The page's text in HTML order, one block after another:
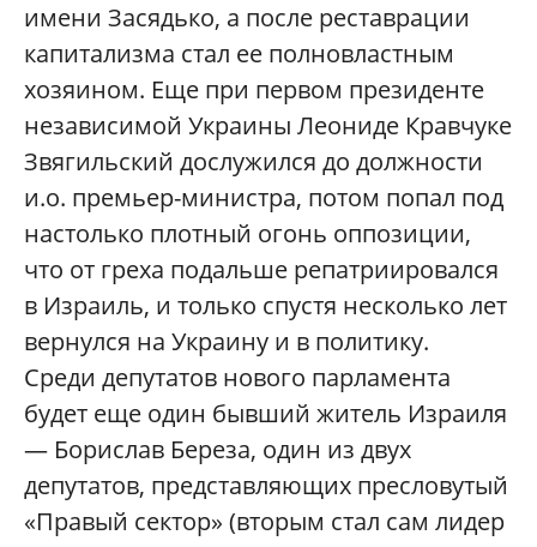
имени Засядько, а после реставрации
капитализма стал ее полновластным
хозяином. Еще при первом президенте
независимой Украины Леониде Кравчуке
Звягильский дослужился до должности
и.о. премьер-министра, потом попал под
настолько плотный огонь оппозиции,
что от греха подальше репатриировался
в Израиль, и только спустя несколько лет
вернулся на Украину и в политику.
Среди депутатов нового парламента
будет еще один бывший житель Израиля
— Борислав Береза, один из двух
депутатов, представляющих пресловутый
«Правый сектор» (вторым стал сам лидер